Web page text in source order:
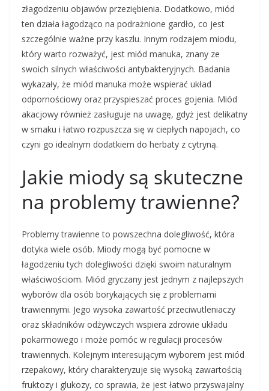
złagodzeniu objawów przeziębienia. Dodatkowo, miód
ten działa łagodząco na podrażnione gardło, co jest
szczególnie ważne przy kaszlu. Innym rodzajem miodu,
który warto rozważyć, jest miód manuka, znany ze
swoich silnych właściwości antybakteryjnych. Badania
wykazały, że miód manuka może wspierać układ
odpornościowy oraz przyspieszać proces gojenia. Miód
akacjowy również zasługuje na uwagę, gdyż jest delikatny
w smaku i łatwo rozpuszcza się w ciepłych napojach, co
czyni go idealnym dodatkiem do herbaty z cytryną.
Jakie miody są skuteczne
na problemy trawienne?
Problemy trawienne to powszechna dolegliwość, która
dotyka wiele osób. Miody mogą być pomocne w
łagodzeniu tych dolegliwości dzięki swoim naturalnym
właściwościom. Miód gryczany jest jednym z najlepszych
wyborów dla osób borykających się z problemami
trawiennymi. Jego wysoka zawartość przeciwutleniaczy
oraz składników odżywczych wspiera zdrowie układu
pokarmowego i może pomóc w regulacji procesów
trawiennych. Kolejnym interesującym wyborem jest miód
rzepakowy, który charakteryzuje się wysoką zawartością
fruktozy i glukozy, co sprawia, że jest łatwo przyswajalny